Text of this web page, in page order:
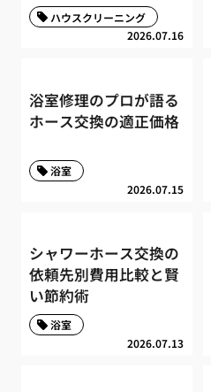
2026.07.16
ハウスクリーニング
浴室修理のプロが語る
ホース交換の適正価格
2026.07.15
浴室
シャワーホース交換の
依頼先別費用比較と賢
い節約術
2026.07.13
浴室